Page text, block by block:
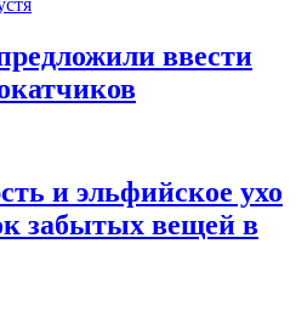
ввести
и эльфийское ухо
забытых вещей в